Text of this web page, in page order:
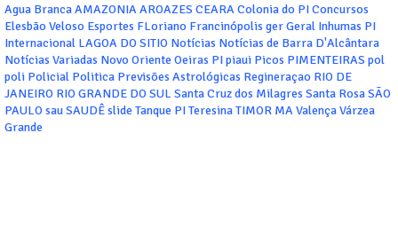
Agua BrancaAMAZONIAAROAZES CEARAColonia do PIConcursos
Elesbão Veloso Esportes FLoriano Francinópolis gerGeral Inhumas PI
Internacional LAGOA DO SITIO Notícias Notícias de Barra D'Alcântara
Notícias Variadas Novo Oriente Oeiras PIpiaui Picos PIMENTEIRAS pol
poli Policial Politica Previsões Astrológicas Regineraçao RIO DE
JANEIRO RIO GRANDE DO SUL Santa Cruz dos Milagres Santa RosaSÃO
PAULOsauSAUDÊslide Tanque PITeresinaTIMOR MAValençaVárzea
Grande